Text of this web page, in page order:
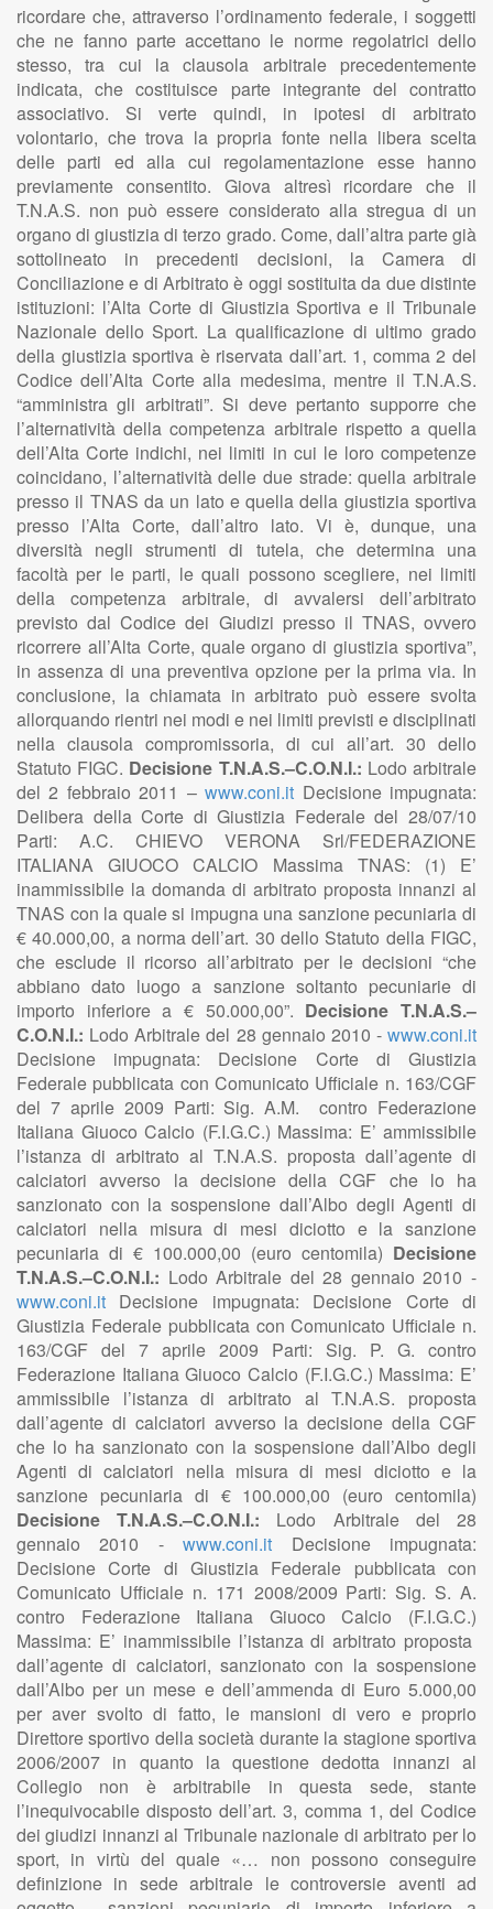
ricordare che, attraverso l’ordinamento federale, i soggetti
che ne fanno parte accettano le norme regolatrici dello
stesso, tra cui la clausola arbitrale precedentemente
indicata, che costituisce parte integrante del contratto
associativo. Si verte quindi, in ipotesi di arbitrato
volontario, che trova la propria fonte nella libera scelta
delle parti ed alla cui regolamentazione esse hanno
previamente consentito. Giova altresì ricordare che il
T.N.A.S. non può essere considerato alla stregua di un
organo di giustizia di terzo grado. Come, dall’altra parte già
sottolineato in precedenti decisioni, la Camera di
Conciliazione e di Arbitrato è oggi sostituita da due distinte
istituzioni: l’Alta Corte di Giustizia Sportiva e il Tribunale
Nazionale dello Sport. La qualificazione di ultimo grado
della giustizia sportiva è riservata dall’art. 1, comma 2 del
Codice dell’Alta Corte alla medesima, mentre il T.N.A.S.
“amministra gli arbitrati”. Si deve pertanto supporre che
l’alternatività della competenza arbitrale rispetto a quella
dell’Alta Corte indichi, nei limiti in cui le loro competenze
coincidano, l’alternatività delle due strade: quella arbitrale
presso il TNAS da un lato e quella della giustizia sportiva
presso l’Alta Corte, dall’altro lato. Vi è, dunque, una
diversità negli strumenti di tutela, che determina una
facoltà per le parti, le quali possono scegliere, nei limiti
della competenza arbitrale, di avvalersi dell’arbitrato
previsto dal Codice dei Giudizi presso il TNAS, ovvero
ricorrere all’Alta Corte, quale organo di giustizia sportiva”,
in assenza di una preventiva opzione per la prima via. In
conclusione, la chiamata in arbitrato può essere svolta
allorquando rientri nei modi e nei limiti previsti e disciplinati
nella clausola compromissoria, di cui all’art. 30 dello
Statuto FIGC. Decisione T.N.A.S.–C.O.N.I.: Lodo arbitrale
del 2 febbraio 2011 –www.coni.it Decisione impugnata:
Delibera della Corte di Giustizia Federale del 28/07/10
Parti: A.C. CHIEVO VERONA Srl/FEDERAZIONE
ITALIANA GIUOCO CALCIO Massima TNAS: (1) E’
inammissibile la domanda di arbitrato proposta innanzi al
TNAS con la quale si impugna una sanzione pecuniaria di
€ 40.000,00, a norma dell’art. 30 dello Statuto della FIGC,
che esclude il ricorso all’arbitrato per le decisioni “che
abbiano dato luogo a sanzione soltanto pecuniarie di
importo inferiore a € 50.000,00”. Decisione T.N.A.S.–
C.O.N.I.: Lodo Arbitrale del 28 gennaio 2010 - www.coni.it
Decisione impugnata: Decisione Corte di Giustizia
Federale pubblicata con Comunicato Ufficiale n. 163/CGF
del 7 aprile 2009 Parti: Sig. A.M. contro Federazione
Italiana Giuoco Calcio (F.I.G.C.) Massima: E’ ammissibile
l’istanza di arbitrato al T.N.A.S. proposta dall’agente di
calciatori avverso la decisione della CGF che lo ha
sanzionato con la sospensione dall’Albo degli Agenti di
calciatori nella misura di mesi diciotto e la sanzione
pecuniaria di € 100.000,00 (euro centomila) Decisione
T.N.A.S.–C.O.N.I.: Lodo Arbitrale del 28 gennaio 2010 -
www.coni.it Decisione impugnata: Decisione Corte di
Giustizia Federale pubblicata con Comunicato Ufficiale n.
163/CGF del 7 aprile 2009 Parti: Sig. P. G. contro
Federazione Italiana Giuoco Calcio (F.I.G.C.) Massima: E’
ammissibile l’istanza di arbitrato al T.N.A.S. proposta
dall’agente di calciatori avverso la decisione della CGF
che lo ha sanzionato con la sospensione dall’Albo degli
Agenti di calciatori nella misura di mesi diciotto e la
sanzione pecuniaria di € 100.000,00 (euro centomila)
Decisione T.N.A.S.–C.O.N.I.: Lodo Arbitrale del 28
gennaio 2010 -www.coni.it Decisione impugnata:
Decisione Corte di Giustizia Federale pubblicata con
Comunicato Ufficiale n. 171 2008/2009 Parti: Sig. S. A.
contro Federazione Italiana Giuoco Calcio (F.I.G.C.)
Massima: E’ inammissibile l’istanza di arbitrato proposta
dall’agente di calciatori, sanzionato con la sospensione
dall’Albo per un mese e dell’ammenda di Euro 5.000,00
per aver svolto di fatto, le mansioni di vero e proprio
Direttore sportivo della società durante la stagione sportiva
2006/2007 in quanto la questione dedotta innanzi al
Collegio non è arbitrabile in questa sede, stante
l’inequivocabile disposto dell’art. 3, comma 1, del Codice
dei giudizi innanzi al Tribunale nazionale di arbitrato per lo
sport, in virtù del quale «… non possono conseguire
definizione in sede arbitrale le controversie aventi ad